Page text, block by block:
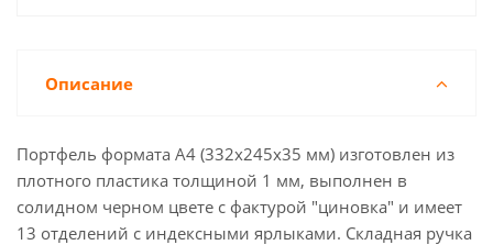
Описание
Портфель формата А4 (332х245х35 мм) изготовлен из
плотного пластика толщиной 1 мм, выполнен в
солидном черном цвете с фактурой "циновка" и имеет
13 отделений с индексными ярлыками. Складная ручка